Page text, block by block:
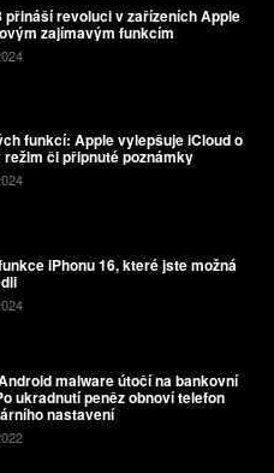
přináší revoluci v zařízeních Apple
zajímavým funkcím
funkcí: Apple vylepšuje iCloud o
či připnuté poznámky
iPhonu 16, které jste možná
malware útočí na bankovní
ukradnutí peněz obnoví telefon
nastavení